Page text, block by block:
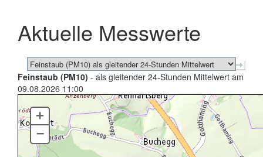
schließen
Aktuelle Messwerte
Feinstaub (PM10) - als gleitender 24-Stunden Mittelwert am
09.08.2026 11:00
+
–